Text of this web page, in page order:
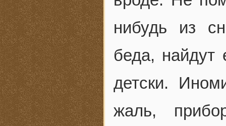
нибудь из
беда,
детски.
жаль,